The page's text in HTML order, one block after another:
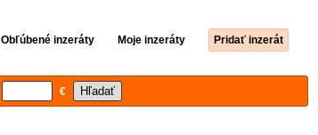
Obľúbené inzeráty Moje inzeráty Pridať inzerát
€